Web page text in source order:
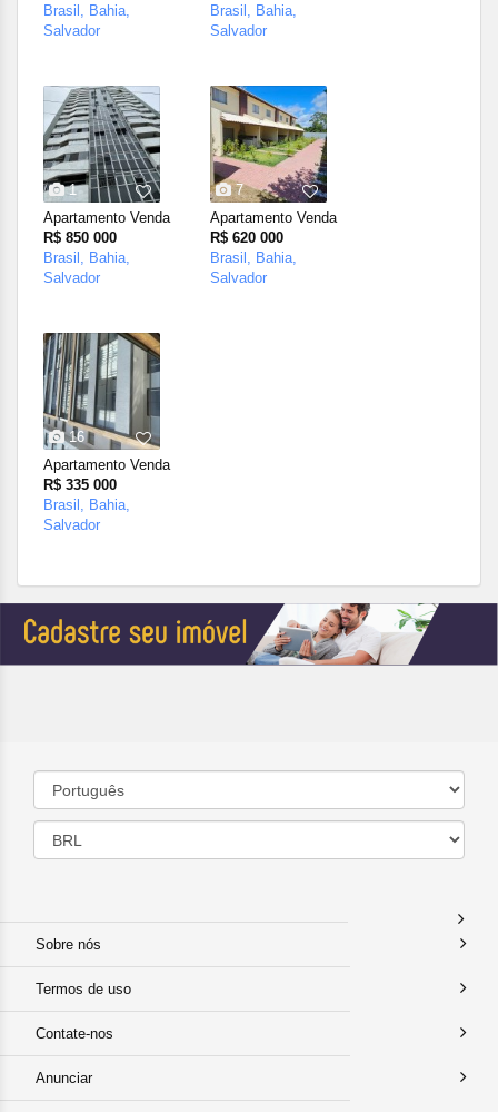
Brasil, Bahia,
Salvador
Brasil, Bahia,
Salvador
1
Apartamento Venda
R$ 850 000
Brasil, Bahia,
Salvador
7
Apartamento Venda
R$ 620 000
Brasil, Bahia,
Salvador
16
Apartamento Venda
R$ 335 000
Brasil, Bahia,
Salvador
Sobre nós
Termos de uso
Contate-nos
Anunciar